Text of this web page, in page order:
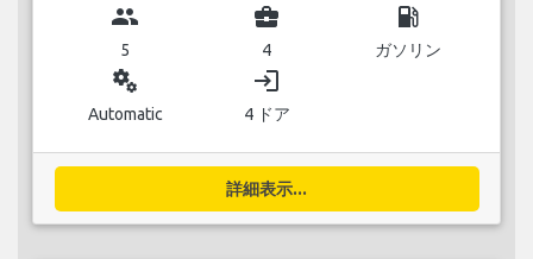
group
5
business_center
4
local_gas_station
ガソリン
miscellaneous_services
Automatic
login
4 ドア
詳細表示...